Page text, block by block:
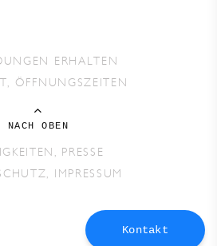
ERHALTEN
ÖFFNUNGSZEITEN
PRESSE
IMPRESSUM
NACH OBEN
Kontakt